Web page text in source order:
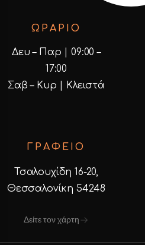
ΩΡΑΡΙΟ
Δευ – Παρ | 09:00 –
17:00
Σαβ – Κυρ | Κλειστά
ΓΡΑΦΕΙΟ
Τσαλουχίδη 16-20,
Θεσσαλονίκη 54248
Δείτε τον χάρτη